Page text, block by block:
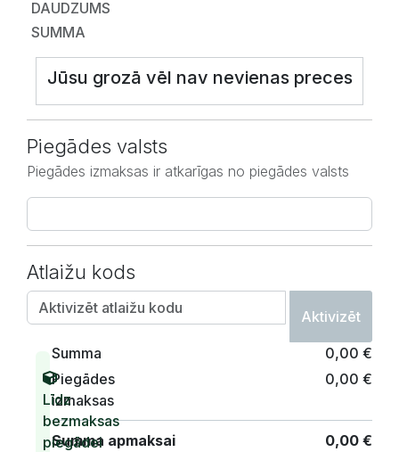
DAUDZUMS
SUMMA
Jūsu grozā vēl nav nevienas preces
Piegādes valsts
Piegādes izmaksas ir atkarīgas no piegādes valsts
Atlaižu kods
Aktivizēt
Summa
0,00 €
Piegādes
izmaksas
0,00 €
Summa apmaksai 0,00 €
Līdz
bezmaksas
piegādei